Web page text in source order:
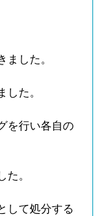
ました。
した。
を行い各自の
た。
して処分する